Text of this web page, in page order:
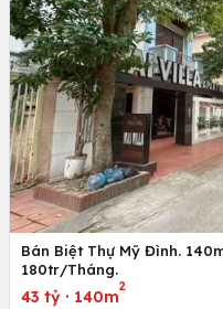
Bán Biệt Thự Mỹ Đình.
180tr/Tháng.
43 tỷ · 140m
2